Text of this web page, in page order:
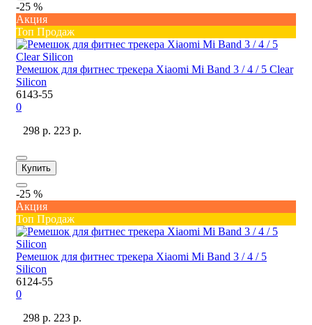
-25 %
Акция
Топ Продаж
Ремешок для фитнес трекера Xiaomi Mi Band 3 / 4 / 5 Clear
Silicon
6143-55
0
298 р. 223 р.
Купить
-25 %
Акция
Топ Продаж
Ремешок для фитнес трекера Xiaomi Mi Band 3 / 4 / 5
Silicon
6124-55
0
298 р. 223 р.